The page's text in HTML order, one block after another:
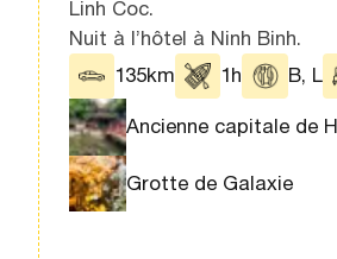
Linh Coc.
Nuit à l’hôtel à Ninh Binh.
135km
1h B, L
Ancienne capitale de
Grotte de Galaxie